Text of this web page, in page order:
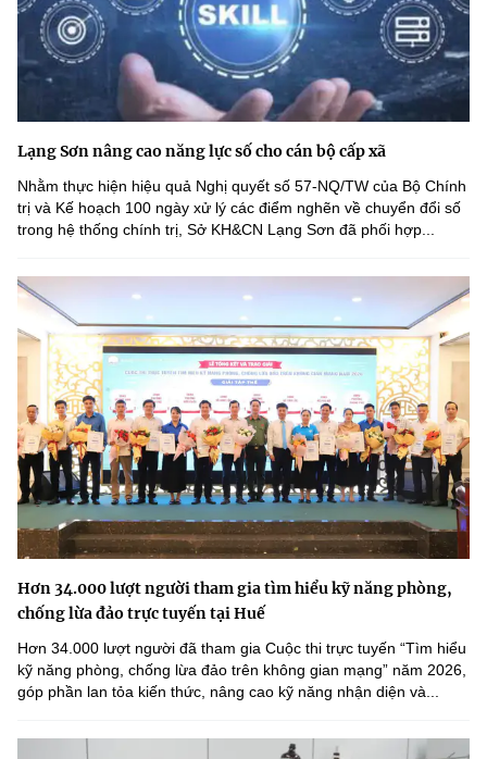
Lạng Sơn nâng cao năng lực số cho cán bộ cấp xã
Nhằm thực hiện hiệu quả Nghị quyết số 57-NQ/TW của Bộ Chính
trị và Kế hoạch 100 ngày xử lý các điểm nghẽn về chuyển đổi số
trong hệ thống chính trị, Sở KH&CN Lạng Sơn đã phối hợp...
Hơn 34.000 lượt người tham gia tìm hiểu kỹ năng phòng,
chống lừa đảo trực tuyến tại Huế
Hơn 34.000 lượt người đã tham gia Cuộc thi trực tuyến “Tìm hiểu
kỹ năng phòng, chống lừa đảo trên không gian mạng” năm 2026,
góp phần lan tỏa kiến thức, nâng cao kỹ năng nhận diện và...